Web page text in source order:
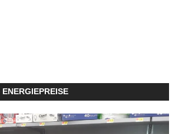
ENERGIEPREISE